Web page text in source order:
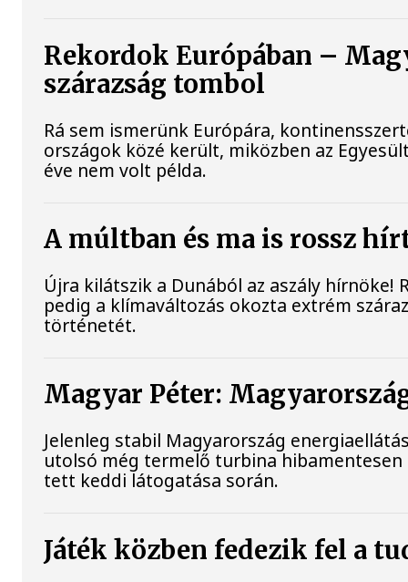
Rekordok Európában –
szárazság tombol
Rá sem ismerünk Európára,
országok közé került, miközben az
éve nem volt példa.
A múltban és ma is rossz
Újra kilátszik a Dunából az aszály
pedig a klímaváltozás okozta extrém
történetét.
Magyar Péter:
Jelenleg stabil Magyarország
utolsó még termelő turbina
tett keddi látogatása során.
Játék közben fedezik fel a